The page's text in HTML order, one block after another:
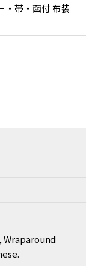
帯・函付 布装